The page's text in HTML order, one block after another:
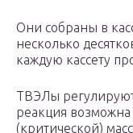
Они собраны в
несколько
каждую кассету
ТВЭЛы
реакция
(критической)